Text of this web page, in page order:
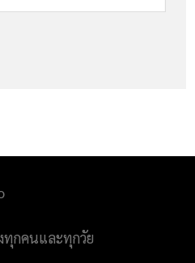
ทุกคนและทุกวัย